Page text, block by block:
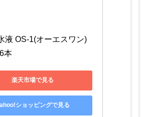
液 OS-1(オーエスワン)
本
楽天市場で見る
ショッピングで見る